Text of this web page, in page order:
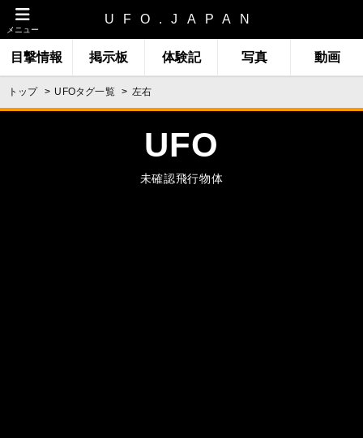
メニュー
UFO.JAPAN
目撃情報 掲示板 体験記 写真 動画
トップ UFOタグ一覧 左右
UFO
未確認飛行物体